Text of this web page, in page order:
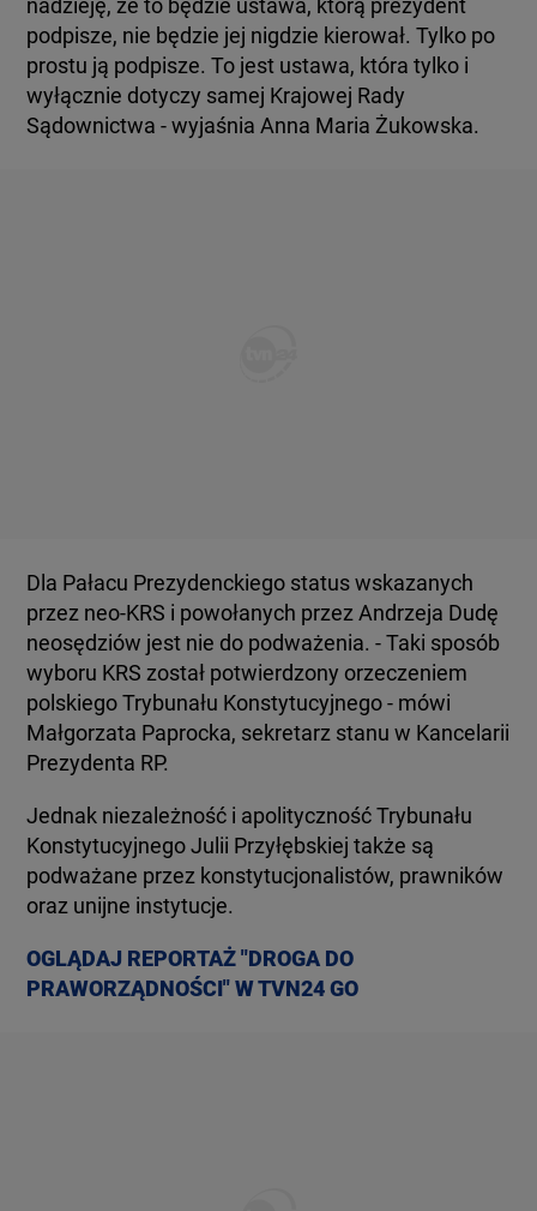
nadzieję, że to będzie ustawa, którą prezydent
podpisze, nie będzie jej nigdzie kierował. Tylko po
prostu ją podpisze. To jest ustawa, która tylko i
wyłącznie dotyczy samej Krajowej Rady
Sądownictwa - wyjaśnia Anna Maria Żukowska.
Dla Pałacu Prezydenckiego status wskazanych
przez neo-KRS i powołanych przez Andrzeja Dudę
neosędziów jest nie do podważenia. - Taki sposób
wyboru KRS został potwierdzony orzeczeniem
polskiego Trybunału Konstytucyjnego - mówi
Małgorzata Paprocka, sekretarz stanu w Kancelarii
Prezydenta RP.
Jednak niezależność i apolityczność Trybunału
Konstytucyjnego Julii Przyłębskiej także są
podważane przez konstytucjonalistów, prawników
oraz unijne instytucje.
OGLĄDAJ REPORTAŻ "DROGA DO
PRAWORZĄDNOŚCI" W TVN24 GO